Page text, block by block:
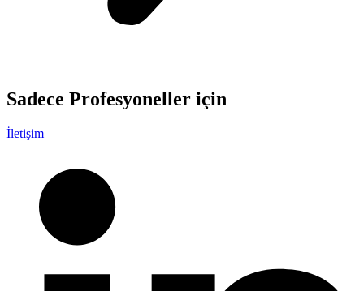
Sadece Profesyoneller için
İletişim